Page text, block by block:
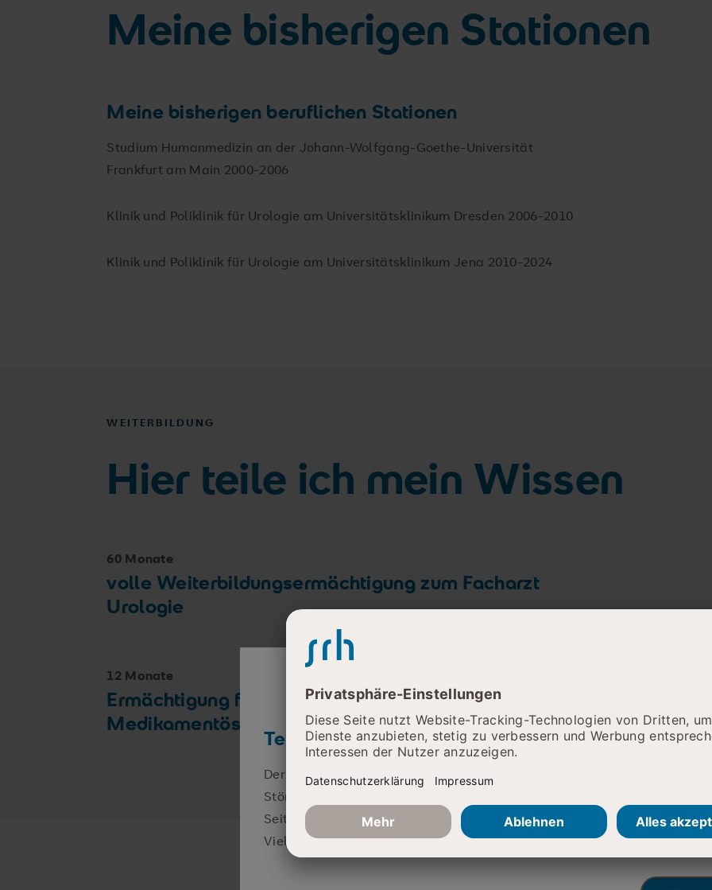
Telefonische Erreichbarkeit eingeschränkt
Derzeit sind wir telefonisch leider nur schwer zu erreichen. Wir arbeiten
Störung zu beheben. Nutzen Sie bitte alternativ den Mailkontakt, den Sie
Seiten unserer Fachabteilungen finden.
Vielen Dank für Ihr Verständnis!
Meine bisherigen Stationen
Meine bisherigen beruflichen Stationen
Studium Humanmedizin an der Johann-Wolfgang-Goethe-Universität
Frankfurt am Main 2000-2006
Klinik und Poliklinik für Urologie am Universitätsklinikum Dresden 2006-2010
Klinik und Poliklinik für Urologie am Universitätsklinikum Jena 2010-2024
WEITERBILDUNG
Hier teile ich mein Wissen
60 Monate
volle Weiterbildungsermächtigung zum Facharzt
Urologie
12 Monate
Ermächtigung für die Zusatz-Weiterbildung
Medikamentöse Tumortherapie